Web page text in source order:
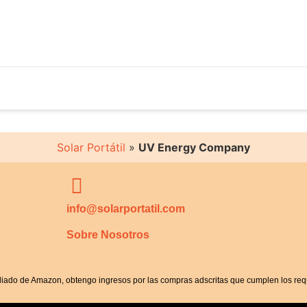
Solar Portátil » UV Energy Company
info@solarportatil.com
Sobre Nosotros
de Amazon, obtengo ingresos por las compras adscritas que cumplen los